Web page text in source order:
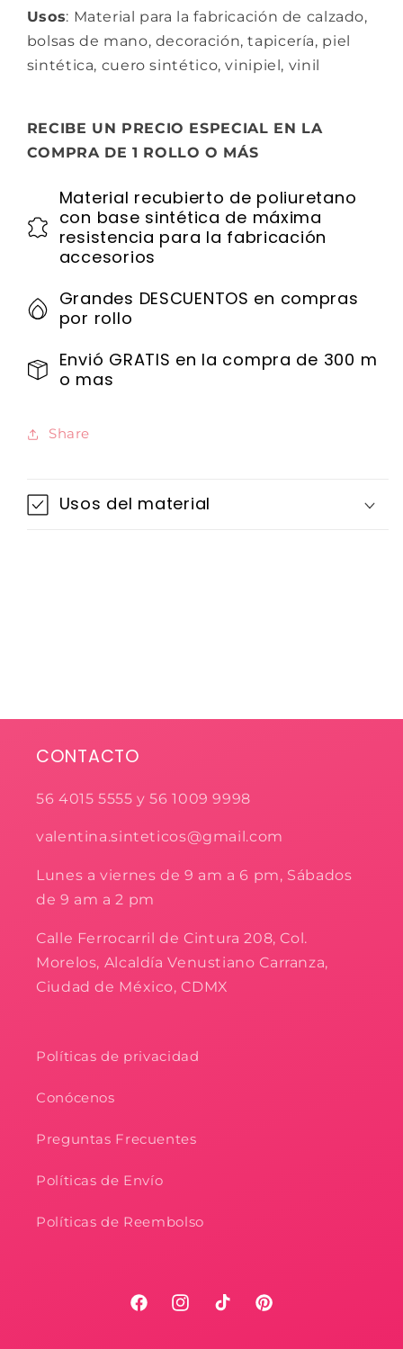
Usos: Material para la fabricación de calzado,
bolsas de mano, decoración, tapicería, piel
sintética, cuero sintético, vinipiel, vinil
RECIBE UN PRECIO ESPECIAL EN LA
COMPRA DE 1 ROLLO O MÁS
Material recubierto de poliuretano
con base sintética de máxima
resistencia para la fabricación
accesorios
Grandes DESCUENTOS en compras
por rollo
Envió GRATIS en la compra de 300 m
o mas
Share
Usos del material
CONTACTO
56 4015 5555 y 56 1009 9998
valentina.sinteticos@gmail.com
Lunes a viernes de 9 am a 6 pm, Sábados
de 9 am a 2 pm
Calle Ferrocarril de Cintura 208, Col.
Morelos, Alcaldía Venustiano Carranza,
Ciudad de México, CDMX
Políticas de privacidad
Conócenos
Preguntas Frecuentes
Políticas de Envío
Políticas de Reembolso
FacebookInstagramTikTokPinterest